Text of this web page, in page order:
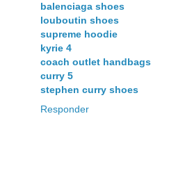
balenciaga shoes
louboutin shoes
supreme hoodie
kyrie 4
coach outlet handbags
curry 5
stephen curry shoes
Responder